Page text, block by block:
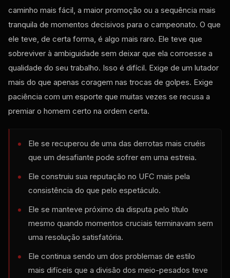
caminho mais fácil, a maior promoção ou a sequência mais
tranquila de momentos decisivos para o campeonato. O que
ele teve, de certa forma, é algo mais raro. Ele teve que
sobreviver à ambiguidade sem deixar que ela corroesse a
qualidade do seu trabalho. Isso é difícil. Exige de um lutador
mais do que apenas coragem nas trocas de golpes. Exige
paciência com um esporte que muitas vezes se recusa a
premiar o homem certo na ordem certa.
Ele se recuperou de uma das derrotas mais cruéis
que um desafiante pode sofrer em uma estreia.
Ele construiu sua reputação no UFC mais pela
consistência do que pelo espetáculo.
Ele se manteve próximo da disputa pelo título
mesmo quando momentos cruciais terminavam sem
uma resolução satisfatória.
Ele continua sendo um dos problemas de estilo
mais difíceis que a divisão dos meio-pesados ​​teve